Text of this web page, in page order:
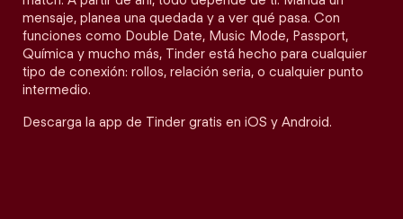
mensaje, planea una quedada y a ver qué pasa. Con
funciones como Double Date, Music Mode, Passport,
Química y mucho más, Tinder está hecho para cualquier
tipo de conexión: rollos, relación seria, o cualquier punto
intermedio.
Descarga la app de Tinder gratis en iOS y Android.